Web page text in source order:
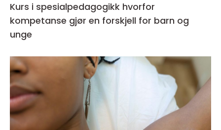
Kurs i spesialpedagogikk hvorfor
kompetanse gjør en forskjell for barn og
unge